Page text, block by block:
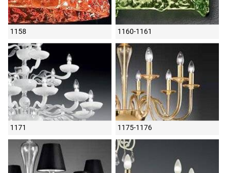
1158 1160-1161
1171 1175-1176